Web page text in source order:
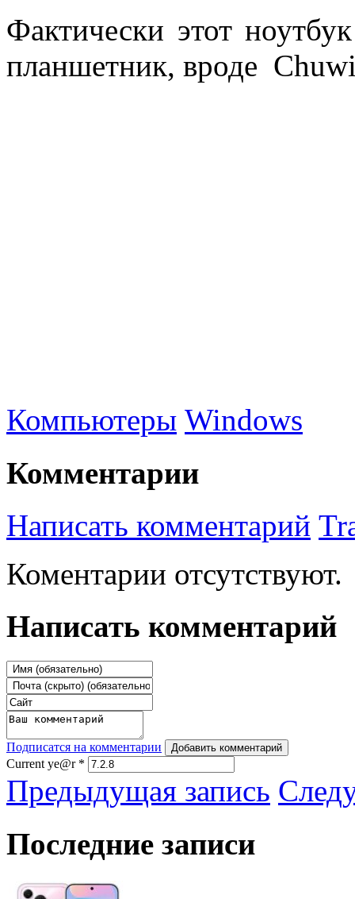
Фактически этот
планшетник, вроде
Компьютеры Windows
Комментарии
Написать комментарий
Коментарии отсутствуют.
Написать комментарий
Подписатся на комментарии Добавить комментарий
Current ye@r *
Предыдущая запись
Последние записи